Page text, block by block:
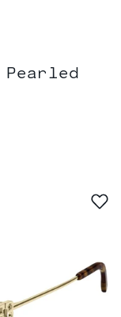
Pearled